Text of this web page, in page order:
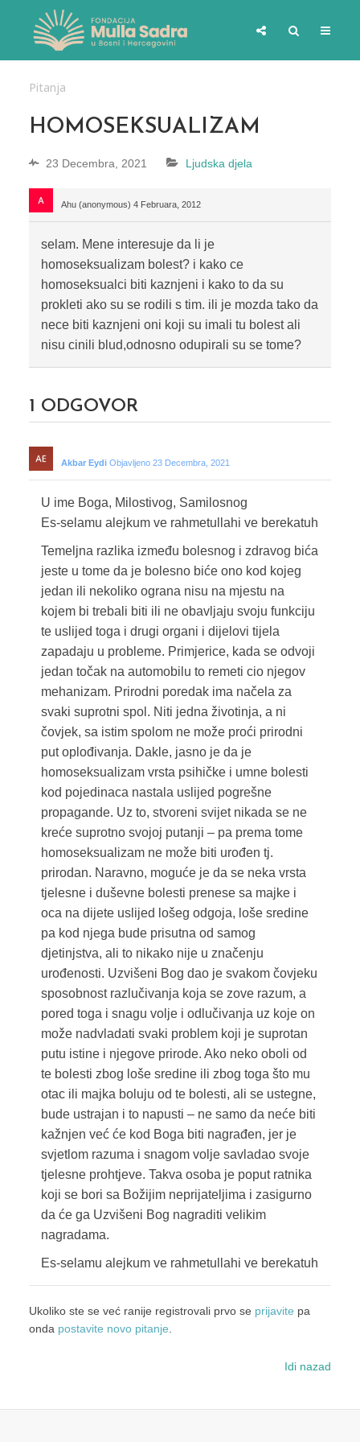
Pitanja
HOMOSEKSUALIZAM
23 Decembra, 2021 Ljudska djela
Ahu (anonymous) 4 Februara, 2012
selam. Mene interesuje da li je
homoseksualizam bolest? i kako ce
homoseksualci biti kaznjeni i kako to da su
prokleti ako su se rodili s tim. ili je mozda tako da
nece biti kaznjeni oni koji su imali tu bolest ali
nisu cinili blud,odnosno odupirali su se tome?
1 ODGOVOR
Akbar Eydi Objavljeno 23 Decembra, 2021
U ime Boga, Milostivog, Samilosnog
Es-selamu alejkum ve rahmetullahi ve berekatuh
Temeljna razlika između bolesnog i zdravog bića
jeste u tome da je bolesno biće ono kod kojeg
jedan ili nekoliko ograna nisu na mjestu na
kojem bi trebali biti ili ne obavljaju svoju funkciju
te uslijed toga i drugi organi i dijelovi tijela
zapadaju u probleme. Primjerice, kada se odvoji
jedan točak na automobilu to remeti cio njegov
mehanizam. Prirodni poredak ima načela za
svaki suprotni spol. Niti jedna životinja, a ni
čovjek, sa istim spolom ne može proći prirodni
put oplođivanja. Dakle, jasno je da je
homoseksualizam vrsta psihičke i umne bolesti
kod pojedinaca nastala uslijed pogrešne
propagande. Uz to, stvoreni svijet nikada se ne
kreće suprotno svojoj putanji – pa prema tome
homoseksualizam ne može biti urođen tj.
prirodan. Naravno, moguće je da se neka vrsta
tjelesne i duševne bolesti prenese sa majke i
oca na dijete uslijed lošeg odgoja, loše sredine
pa kod njega bude prisutna od samog
djetinjstva, ali to nikako nije u značenju
urođenosti. Uzvišeni Bog dao je svakom čovjeku
sposobnost razlučivanja koja se zove razum, a
pored toga i snagu volje i odlučivanja uz koje on
može nadvladati svaki problem koji je suprotan
putu istine i njegove prirode. Ako neko oboli od
te bolesti zbog loše sredine ili zbog toga što mu
otac ili majka boluju od te bolesti, ali se ustegne,
bude ustrajan i to napusti – ne samo da neće biti
kažnjen već će kod Boga biti nagrađen, jer je
svjetlom razuma i snagom volje savladao svoje
tjelesne prohtjeve. Takva osoba je poput ratnika
koji se bori sa Božijim neprijateljima i zasigurno
da će ga Uzvišeni Bog nagraditi velikim
nagradama.
Es-selamu alejkum ve rahmetullahi ve berekatuh
Ukoliko ste se već ranije registrovali prvo se prijavite pa
onda postavite novo pitanje.
Idi nazad